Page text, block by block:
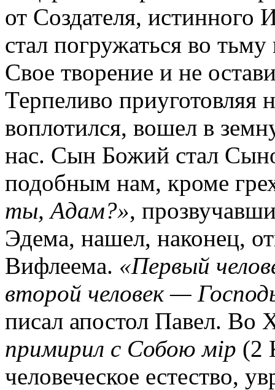
от Создателя, истинного
стал погружаться во
Свое творение и не
Терпеливо приуготовляя
воплотился, вошел в
нас. Сын Божий стал
подобным нам, кроме
ты, Адам?»,
Эдема, нашел, наконец,
Вифлеема. «Первый
второй человек —
писал апостол Павел. Во
примирил с Собою мip (2
человеческое естество,